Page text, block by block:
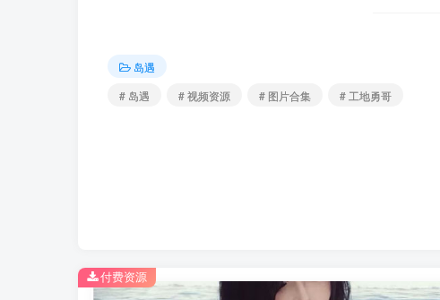
岛遇
# 岛遇
# 视频资源 # 图片合集 # 工地勇哥
付费资源